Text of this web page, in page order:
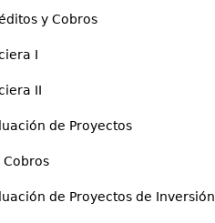
y Cobros
I
II
de Proyectos
de Proyectos de Inversión